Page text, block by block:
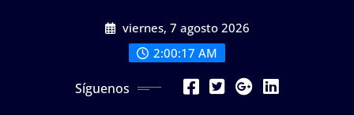
viernes, 7 agosto 2026
2:00:19 AM
Síguenos